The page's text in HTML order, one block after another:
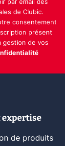
par email des
de Clubic.
consentement
présent
gestion de vos
expertise
de produits